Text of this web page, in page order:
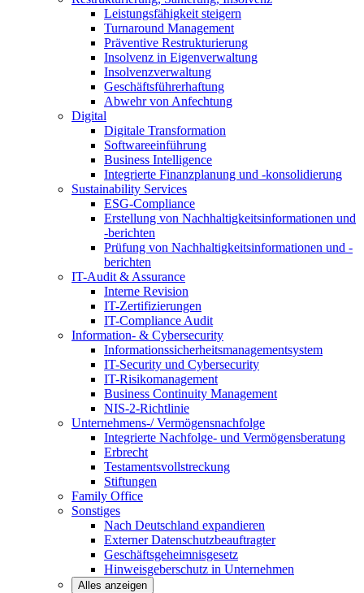
Leistungsfähigkeit steigern
Turnaround Management
Präventive Restrukturierung
Insolvenz in Eigenverwaltung
Insolvenzverwaltung
Geschäftsführerhaftung
Abwehr von Anfechtung
Digital
Digitale Transformation
Softwareeinführung
Business Intelligence
Integrierte Finanzplanung und -konsolidierung
Sustainability Services
ESG-Compliance
Erstellung von Nachhaltigkeitsinformationen und
-berichten
Prüfung von Nachhaltigkeitsinformationen und -
berichten
IT-Audit & Assurance
Interne Revision
IT-Zertifizierungen
IT-Compliance Audit
Information- & Cybersecurity
Informationssicherheitsmanagementsystem
IT-Security und Cybersecurity
IT-Risikomanagement
Business Continuity Management
NIS-2-Richtlinie
Unternehmens-/Vermögensnachfolge
Integrierte Nachfolge- und Vermögensberatung
Erbrecht
Testamentsvollstreckung
Stiftungen
Family Office
Sonstiges
Nach Deutschland expandieren
Externer Datenschutzbeauftragter
Geschäftsgeheimnisgesetz
Hinweisgeberschutz in Unternehmen
Alles anzeigen